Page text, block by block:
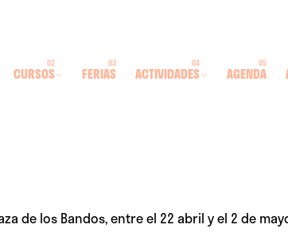
CURSOS FERIAS ACTIVIDADES AGENDA
de los Bandos, entre el 22 abril y el 2 de